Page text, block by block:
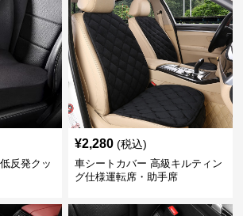
反発クッ
¥2,280 (税込)
車シートカバー 高級キルティン
グ仕様運転席・助手席